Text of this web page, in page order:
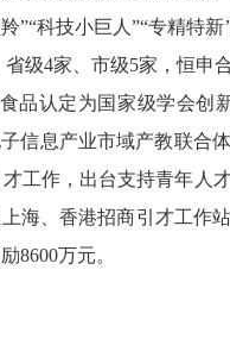
”“科技小巨人”“专精特
省级4家、市级5家，恒申
品认定为国家级学会创
信息产业市域产教联合
工作，出台支持青年人
海、香港招商引才工作
8600万元。